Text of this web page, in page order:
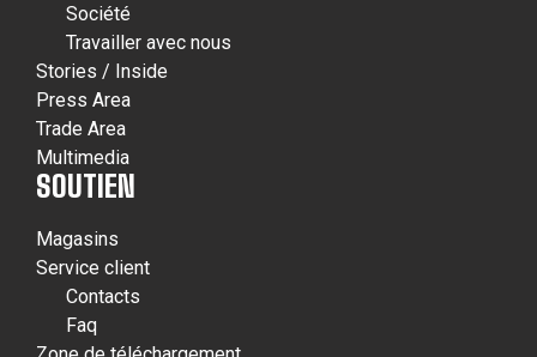
Société
Travailler avec nous
Stories / Inside
Press Area
Trade Area
Multimedia
SOUTIEN
Magasins
Service client
Contacts
Faq